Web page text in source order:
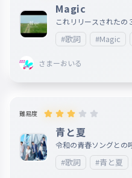
Magic
これリリースされた
～ たしかこの曲はコカコーラのキャンペーンのテーマソ
ングだったはずです
今日の朝ごはん しょくぱんう
フン以外の記号は打
べて小文字 ・楽しみましょう ※Tyに関しま
いましたら、コメン
付けております。
#歌詞 #Magic
さまーおいる
難易度
青と夏
令和の青春ソングとの
いうちょっと複雑な事
なみに、私はこの頃
サムネにしときます ◇
#歌詞 #青と夏